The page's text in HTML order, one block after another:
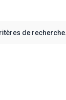
de recherche.